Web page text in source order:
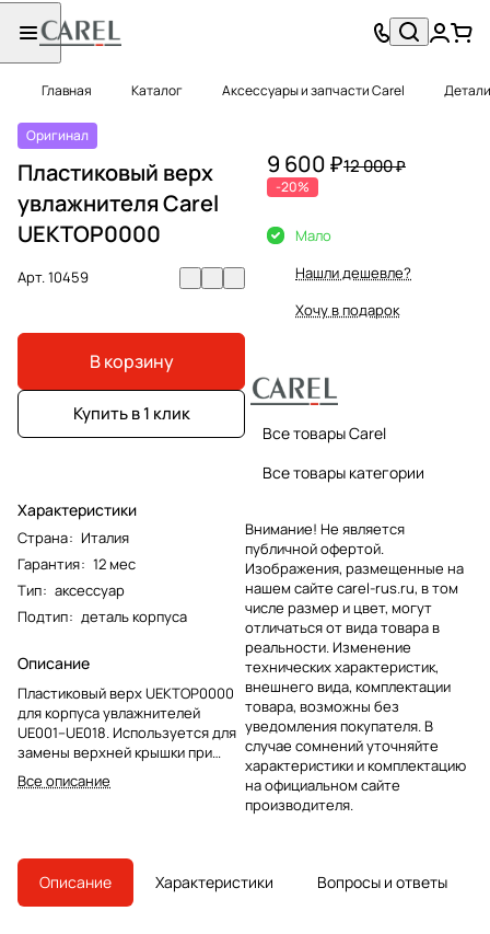
Главная Каталог Аксессуары и запчасти Carel
Оригинал
Пластиковый верх
увлажнителя Carel
UEKTOP0000
Арт.10459
В корзину
Купить в 1 клик
Характеристики
Страна: Италия
Гарантия: 12 мес
Тип: аксессуар
Подтип: деталь корпуса
Описание
Пластиковый верх UEKTOP0000
для корпуса увлажнителей
UE001–UE018. Используется для
замены верхней крышки при
ремонте или обслуживании
оборудования.
Все описание
9 600 ₽12 000 ₽
-20%
Мало
Нашли дешевле?
Хочу в подарок
Все товары Carel
Все товары категории
Внимание! Не является
публичной офертой.
Изображения, размещенные на
нашем сайте carel-rus.ru, в том
числе размер и цвет, могут
отличаться от вида товара в
реальности. Изменение
технических характеристик,
внешнего вида, комплектации
товара, возможны без
уведомления покупателя. В
случае сомнений уточняйте
характеристики и комплектацию
на официальном сайте
производителя.
Описание Характеристики Вопросы и ответы